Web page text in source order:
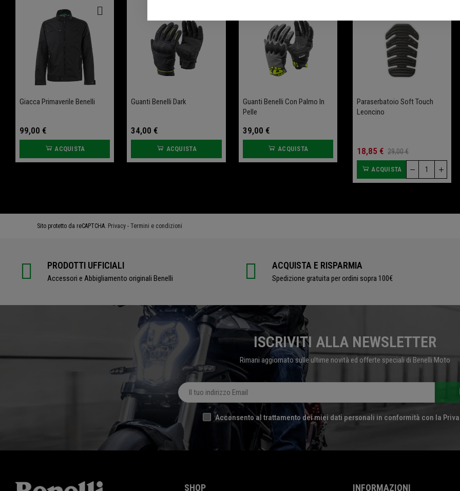
Giacca Primaverile Benelli
99,00 €
ACQUISTA
Guanti Benelli Dark
34,00 €
ACQUISTA
Guanti Benelli Con Palmo In
Pelle
39,00 €
ACQUISTA
Sella Comfort Leoncino
Bobber 400 (+2 Cm)
ACQUISTA
Tampone Anteriore
61,60 € 77,00 €
Tampone Posteriore
61,60 € 77,00 €
Salva Batteria Garage
70,00 € 93,33 €
Paraserbatoio Soft Touch
Leoncino
18,85 € 29,00 €
ACQUISTA
Sito protetto da reCAPTCHA. Privacy - Termini e condizioni
PRODOTTI UFFICIALI
Accessori e Abbigliamento originali Benelli
ACQUISTA E RISPARMIA
Spedizione gratuita per ordini sopra 100€
ISCRIVITI ALLA NEWSLETTER
Rimani aggiornato sulle ultime novità ed offerte speciali di Benelli Moto
Acconsento al trattamento dei miei dati personali in conformità con la
SHOP INFORMAZIONI